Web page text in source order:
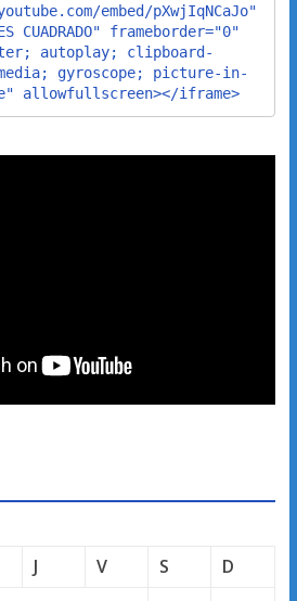
embed/pXwjIqNCaJo"
CUADRADO" frameborder="0"
autoplay; clipboard-
gyroscope; picture-in-
allowfullscreen></iframe>
J V S
D